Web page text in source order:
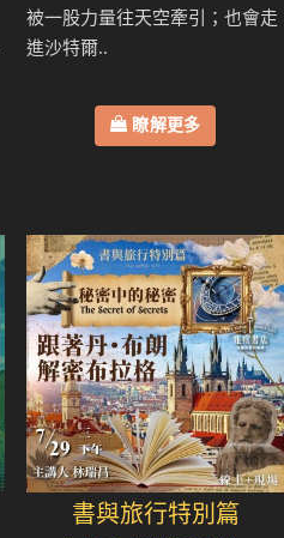
被一股力量往天空牽引；也會走
進沙特爾..
瞭解更多
書與旅行特別篇